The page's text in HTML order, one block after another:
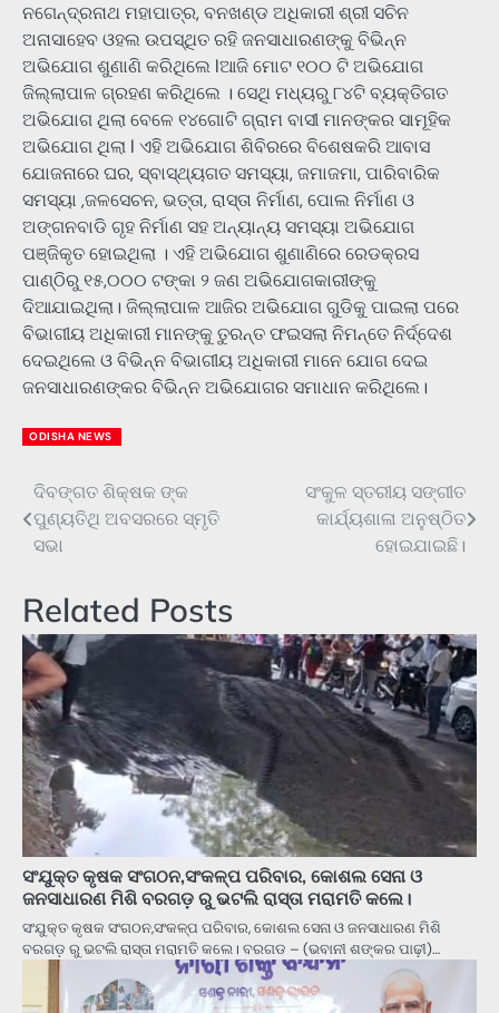
ନଗେନ୍ଦ୍ରନାଥ ମହାପାତ୍ର, ବନଖଣ୍ଡ ଅଧିକାରୀ ଶ୍ରୀ ସଚିନ
ଅନାସାହେବ ଓହଲ ଉପସ୍ଥିତ ରହି ଜନସାଧାରଣଙ୍କୁ ବିଭିନ୍ନ
ଅଭିଯୋଗ ଶୁଣାଣି କରିଥିଲେ lଆଜି ମୋଟ ୧୦୦ ଟି ଅଭିଯୋଗ
ଜିଲ୍ଲାପାଳ ଗ୍ରହଣ କରିଥିଲେ । ସେଥି ମଧ୍ୟରୁ ୮୪ଟି ବ୍ୟକ୍ତିଗତ
ଅଭିଯୋଗ ଥିଲା ବେଳେ ୧୪ଗୋଟି ଗ୍ରାମ ବାସୀ ମାନଙ୍କର ସାମୂହିକ
ଅଭିଯୋଗ ଥିଲା l ଏହି ଅଭିଯୋଗ ଶିବିରରେ ବିଶେଷକରି ଆବାସ
ଯୋଜନାରେ ଘର, ସ୍ବାସ୍ଥ୍ୟଗତ ସମସ୍ୟା, ଜମାଜମା, ପାରିବାରିକ
ସମସ୍ୟା ,ଜଳସେଚନ, ଭତ୍ତା, ରାସ୍ତା ନିର୍ମାଣ, ପୋଲ ନିର୍ମାଣ ଓ
ଅଙ୍ଗନବାଡି ଗୃହ ନିର୍ମାଣ ସହ ଅନ୍ୟାନ୍ୟ ସମସ୍ୟା ଅଭିଯୋଗ
ପଞ୍ଜିକୃତ ହୋଇଥିଲା । ଏହି ଅଭିଯୋଗ ଶୁଣାଣିରେ ରେଡକ୍ରସ
ପାଣ୍ଠିରୁ ୧୫,୦୦୦ ଟଙ୍କା ୨ ଜଣ ଅଭିଯୋଗକାରୀଙ୍କୁ
ଦିଆଯାଇଥିଲା। ଜିଲ୍ଲାପାଳ ଆଜିର ଅଭିଯୋଗ ଗୁଡିକୁ ପାଇଲା ପରେ
ବିଭାଗୀୟ ଅଧିକାରୀ ମାନଙ୍କୁ ତୁରନ୍ତ ଫଇସଲା ନିମନ୍ତେ ନିର୍ଦ୍ଦେଶ
ଦେଇଥିଲେ ଓ ବିଭିନ୍ନ ବିଭାଗୀୟ ଅଧିକାରୀ ମାନେ ଯୋଗ ଦେଇ
ଜନସାଧାରଣଙ୍କର ବିଭିନ୍ନ ଅଭିଯୋଗର ସମାଧାନ କରିଥିଲେ।
ODISHA NEWS
Post
navigation
ଦିବଙ୍ଗତ ଶିକ୍ଷକ ଙ୍କ
ପୁଣ୍ୟତିଥି ଅବସରରେ ସ୍ମୃତି
ସଭା
ସଂକୁଳ ସ୍ତରୀୟ ସଙ୍ଗୀତ
କାର୍ଯ୍ୟଶାଳା ଅନୁଷ୍ଠିତ
ହୋଇଯାଇଛି।
Related Posts
ସଂଯୁକ୍ତ କୃଷକ ସଂଗଠନ,ସଂକଳ୍ପ ପରିବାର, କୋଶଲ ସେନା ଓ
ଜନସାଧାରଣ ମିଶି ବରଗଡ଼ ରୁ ଭଟଲି ରାସ୍ତା ମରାମତି କଲେ।
ସଂଯୁକ୍ତ କୃଷକ ସଂଗଠନ,ସଂକଳ୍ପ ପରିବାର, କୋଶଲ ସେନା ଓ ଜନସାଧାରଣ ମିଶି
ବରଗଡ଼ ରୁ ଭଟଲି ରାସ୍ତା ମରାମତି କଲେ। ବରଗଡ – (ଭବାନୀ ଶଙ୍କର ପାଢ଼ୀ)…